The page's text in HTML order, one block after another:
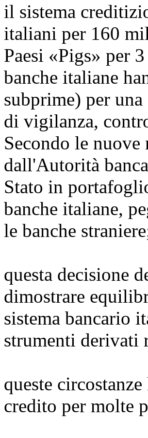
il sistema
italiani per 160
Paesi «Pigs» per
banche italiane
subprime) per
di vigilanza,
Secondo le
dall'Autorità
Stato in
banche italiane,
le banche
questa decisione
dimostrare
sistema bancario
strumenti derivati
queste
credito per molte